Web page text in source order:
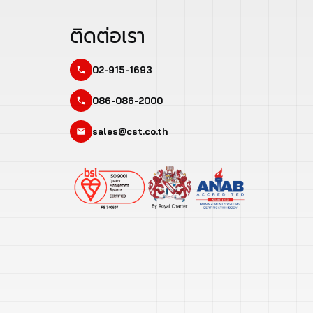
ติดต่อเรา
02-915-1693
086-086-2000
sales@cst.co.th